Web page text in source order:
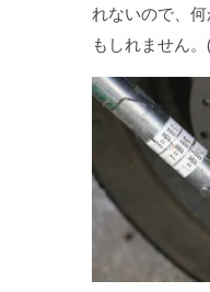
れないので、
もしれません